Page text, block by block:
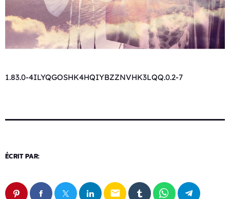
1.83.0-4ILYQGOSHK4HQIYBZZNVHK3LQQ.0.2-7
ÉCRIT PAR:
email